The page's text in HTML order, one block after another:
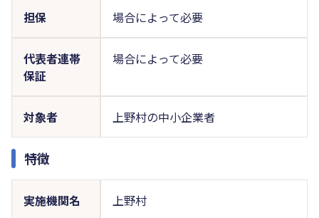
担保 場合によって必要
代表者連帯
保証
場合によって必要
対象者 上野村の中小企業者
特徴
実施機関名 上野村